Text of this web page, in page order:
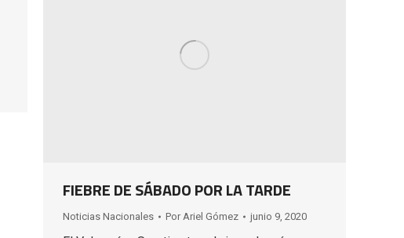
FIEBRE DE SÁBADO POR LA TARDE
Noticias Nacionales Por Ariel Gómez junio 9, 2020